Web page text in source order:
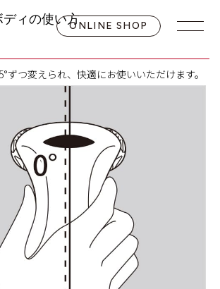
ONLINE SHOP
ディの使い方
ずつ変えられ、快適にお使いいただけます。